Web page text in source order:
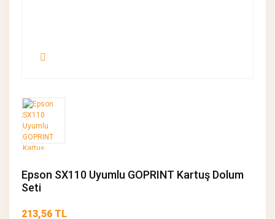
Epson SX110 Uyumlu GOPRINT Kartuş Dolum
Seti
213,56 TL